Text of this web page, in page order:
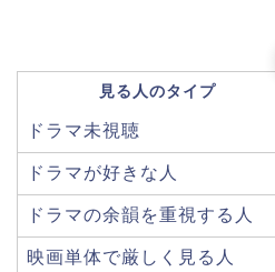
見る人のタイプ
ドラマ未視聴
ドラマが好きな人
ドラマの余韻を重視する人
映画単体で厳しく見る人